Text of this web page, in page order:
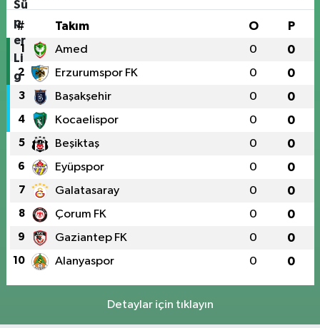
# Takım O P
1 Amed 0 0
2 Erzurumspor FK 0 0
3 Başakşehir 0 0
4 Kocaelispor 0 0
5 Beşiktaş 0 0
6 Eyüpspor 0 0
7 Galatasaray 0 0
8 Çorum FK 0 0
9 Gaziantep FK 0 0
10 Alanyaspor 0 0
Detaylar için tıklayın